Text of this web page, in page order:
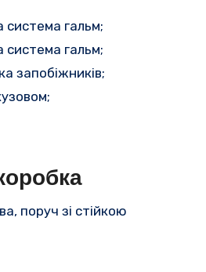
система гальм;
система гальм;
запобіжників;
поруч зі стійкою